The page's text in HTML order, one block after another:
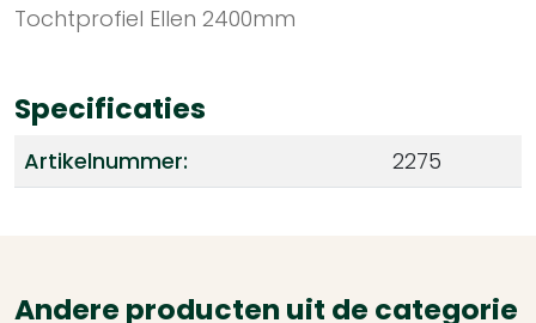
Tochtprofiel Ellen 2400mm
Specificaties
Artikelnummer: 2275
Andere producten uit de categorie